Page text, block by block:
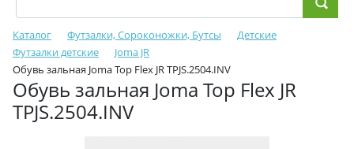
Каталог Футзалки, Сороконожки, Бутсы
Детские
Футзалки детские
Joma JR
Обувь зальная Joma Top Flex JR TPJS.2504.INV
Обувь зальная Joma Top Flex JR
TPJS.2504.INV